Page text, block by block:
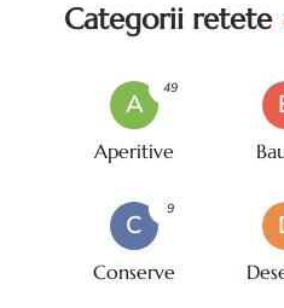
Categorii retete
A
Aperitive
49
C
Conserve
9